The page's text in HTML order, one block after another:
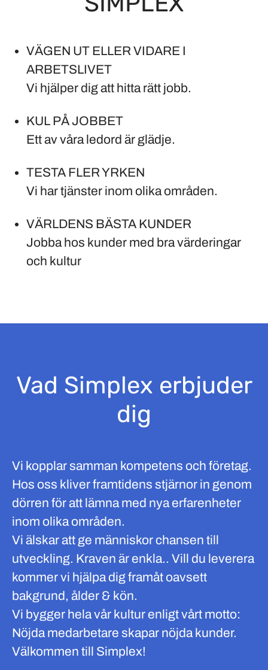
VÄGEN UT ELLER VIDARE I
ARBETSLIVET
Vi hjälper dig att hitta rätt jobb.
KUL PÅ JOBBET
Ett av våra ledord är glädje.
TESTA FLER YRKEN
Vi har tjänster inom olika områden.
VÄRLDENS BÄSTA KUNDER
Jobba hos kunder med bra värderingar
och kultur
Vad Simplex erbjuder
dig
Vi kopplar samman kompetens och företag.
Hos oss kliver framtidens stjärnor in genom
dörren för att lämna med nya erfarenheter
inom olika områden.
Vi älskar att ge människor chansen till
utveckling. Kraven är enkla.. Vill du leverera
kommer vi hjälpa dig framåt oavsett
bakgrund, ålder & kön.
Vi bygger hela vår kultur enligt vårt motto:
Nöjda medarbetare skapar nöjda kunder.
Välkommen till Simplex!